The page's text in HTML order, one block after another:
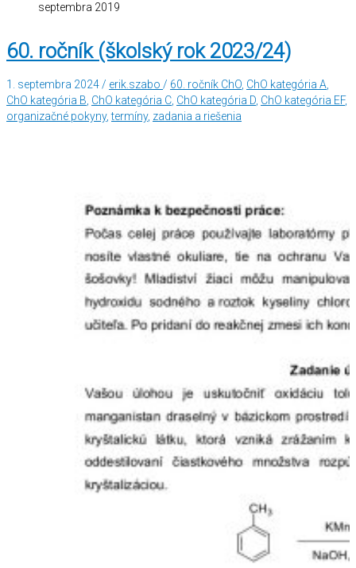
septembra 2019
60. ročník (školský rok 2023/24)
1. septembra 2024 / erik.szabo / 60. ročník ChO ChO kategória A
ChO kategória B ChO kategória C ChO kategória D ChO kategória EF,
organizačné pokyny,termíny, zadania a riešenia